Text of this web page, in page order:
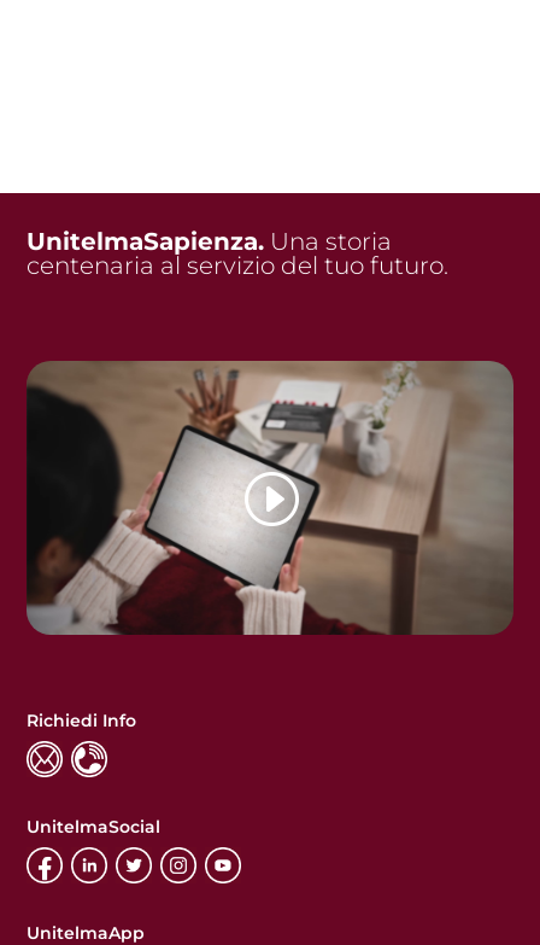
UnitelmaSapienza. Una storia
centenaria al servizio del tuo futuro.
Richiedi Info
UnitelmaSocial
UnitelmaApp